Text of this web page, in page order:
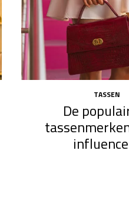
TASSEN
De